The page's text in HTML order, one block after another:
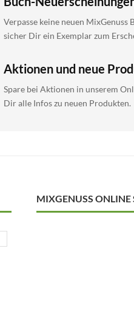
Verpasse keine neuen MixGenuss
sicher Dir ein Exemplar zum
Aktionen und neue
Spare bei Aktionen in unserem
Dir alle Infos zu neuen Produkten.
MIXGENUSS ONLINE